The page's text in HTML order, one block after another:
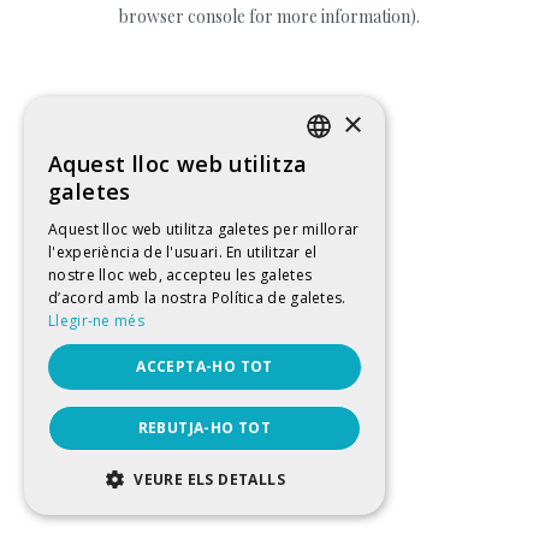
browser console for more information).
ENGLISH
FRENCH
×
Aquest lloc web utilitza
galetes
Aquest lloc web utilitza galetes per millorar
l'experiència de l'usuari. En utilitzar el
nostre lloc web, accepteu les galetes
d’acord amb la nostra Política de galetes.
Llegir-ne més
ACCEPTA-HO TOT
REBUTJA-HO TOT
VEURE ELS DETALLS
ESTRICTAMENT NECESSÀRIES